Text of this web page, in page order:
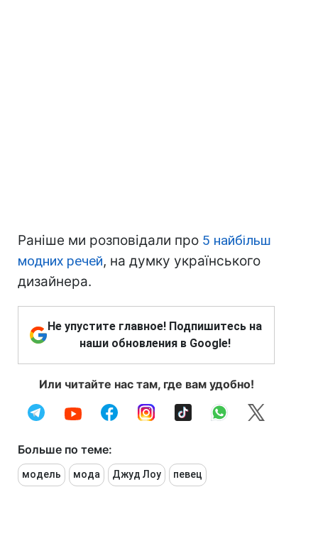
Раніше ми розповідали про 5 найбільш
модних речей, на думку українського
дизайнера.
Не упустите главное! Подпишитесь на
наши обновления в Google!
Или читайте нас там, где вам удобно!
Больше по теме:
модель мода Джуд Лоу певец